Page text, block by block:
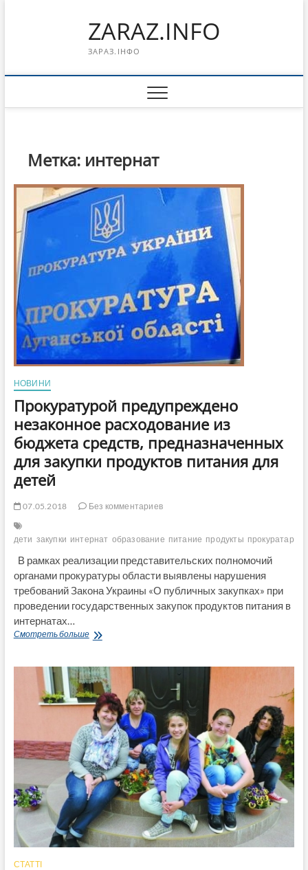
ZARAZ.INFO
ЗАРАЗ.ІНФО
Метка: интернат
НОВИНИ
Прокуратурой предупреждено
незаконное расходование из
бюджета средств, предназначенных
для закупки продуктов питания для
детей
07.05.2018 Без комментариев
дети закупки интернат образование питание продукты прокуратара
В рамках реализации представительских полномочий
органами прокуратуры области выявлены нарушения
требований Закона Украины «О публичных закупках» при
проведении государственных закупок продуктов питания в
интернатах…
Смотреть большеПрокуратурой
расходование
из
бюджета
средств,
предназначенных
для
закупки
продуктов
питания
для
детей
СТАТТІ